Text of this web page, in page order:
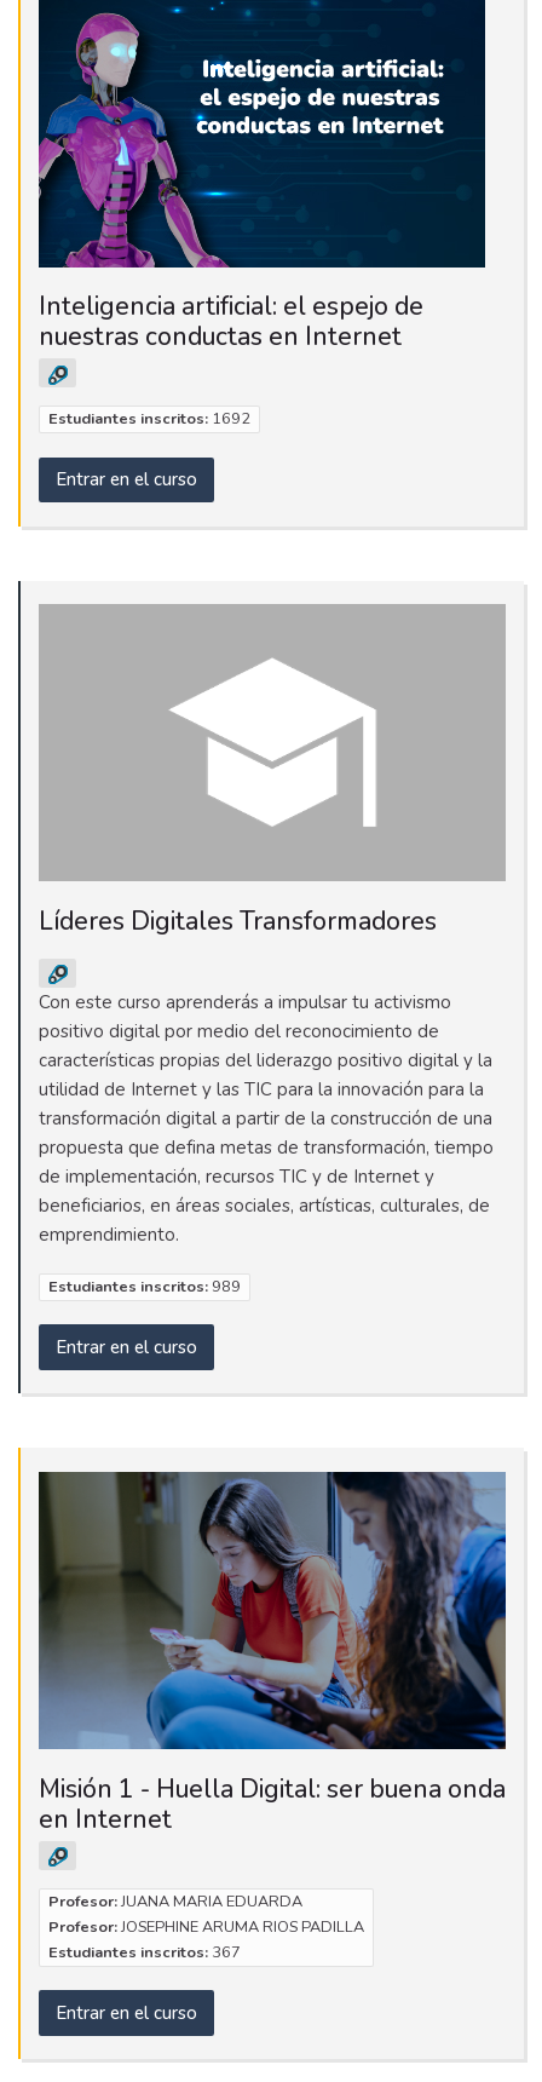
Inteligencia artificial: el espejo de
nuestras conductas en Internet
Estudiantes inscritos:1692
Entrar en el curso
Líderes Digitales Transformadores
Con este curso aprenderás a impulsar tu activismo
positivo digital por medio del reconocimiento de
características propias del liderazgo positivo digital y la
utilidad de Internet y las TIC para la innovación para la
transformación digital a partir de la construcción de una
propuesta que defina metas de transformación, tiempo
de implementación, recursos TIC y de Internet y
beneficiarios, en áreas sociales, artísticas, culturales, de
emprendimiento.
Estudiantes inscritos:989
Entrar en el curso
Misión 1 - Huella Digital: ser buena onda
en Internet
Profesor:JUANA MARIA EDUARDA
Profesor:JOSEPHINE ARUMA RIOS PADILLA
Estudiantes inscritos:367
Entrar en el curso